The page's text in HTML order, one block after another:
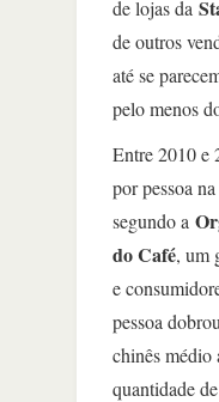
de lojas da
de outros
até se
pelo menos
Entre 2010 e
por pessoa na
segundo a
do Café, um
e
pessoa
chinês médio
quantidade